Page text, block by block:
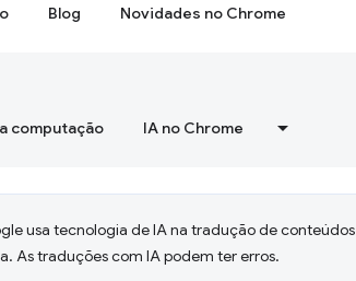
Blog Novidades no Chrome
computação IA no Chrome
usa tecnologia de IA na tradução de conteúdos
As traduções com IA podem ter erros.